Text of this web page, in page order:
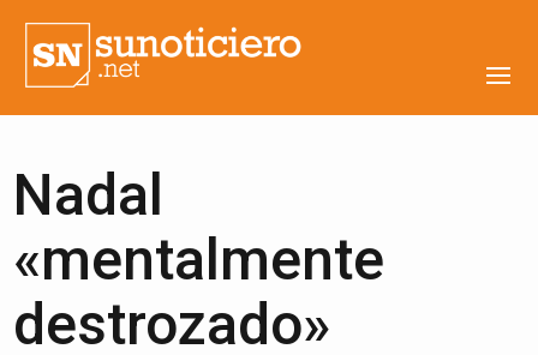
Nadal
«mentalmente
destrozado»